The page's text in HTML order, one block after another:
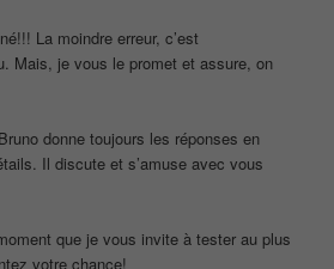
La moindre erreur, c’est
Mais, je vous le promet et assure, on
donne toujours les réponses en
Il discute et s’amuse avec vous
que je vous invite à tester au plus
votre chance!